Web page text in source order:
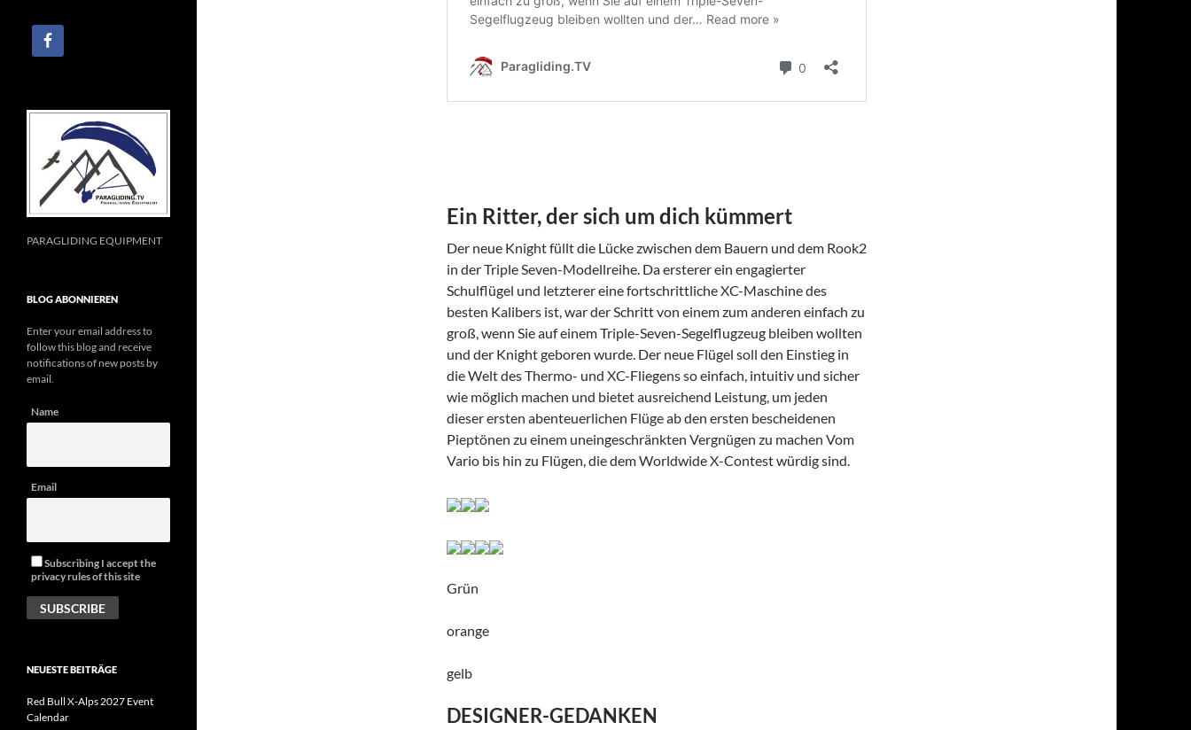
Ein Ritter, der sich um dich kümmert
Der neue Knight füllt die Lücke zwischen dem Bauern und dem Rook2
in der Triple Seven-Modellreihe. Da ersterer ein engagierter
Schulflügel und letzterer eine fortschrittliche XC-Maschine des
besten Kalibers ist, war der Schritt von einem zum anderen einfach zu
groß, wenn Sie auf einem Triple-Seven-Segelflugzeug bleiben wollten
und der Knight geboren wurde. Der neue Flügel soll den Einstieg in
die Welt des Thermo- und XC-Fliegens so einfach, intuitiv und sicher
wie möglich machen und bietet ausreichend Leistung, um jeden
dieser ersten abenteuerlichen Flüge ab den ersten bescheidenen
Pieptönen zu einem uneingeschränkten Vergnügen zu machen Vom
Vario bis hin zu Flügen, die dem Worldwide X-Contest würdig sind.
Grün
orange
gelb
DESIGNER-GEDANKEN
PARAGLIDING EQUIPMENT
BLOG ABONNIEREN
Enter your email address to
follow this blog and receive
notifications of new posts by
email.
Name
Email
Subscribing I accept the
privacy rules of this site
NEUESTE BEITRÄGE
Red Bull X-Alps 2027 Event
Calendar